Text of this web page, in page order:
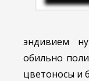
эндивием
обильно
цветоносы и